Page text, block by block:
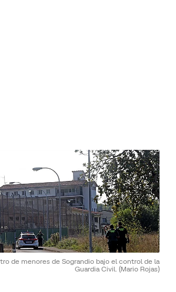
de menores de Sograndio bajo el control de la
Guardia Civil. (Mario Rojas)